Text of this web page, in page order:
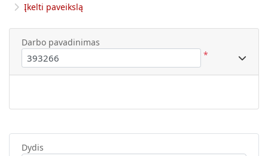
Įkelti paveikslą
Dydis
Darbo pavadinimas
*